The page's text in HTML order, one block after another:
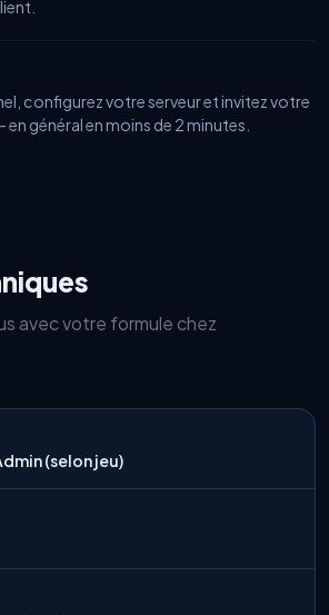
configurez votre serveur et invitez votre
général en moins de 2 minutes.
avec votre formule chez
(selon jeu)